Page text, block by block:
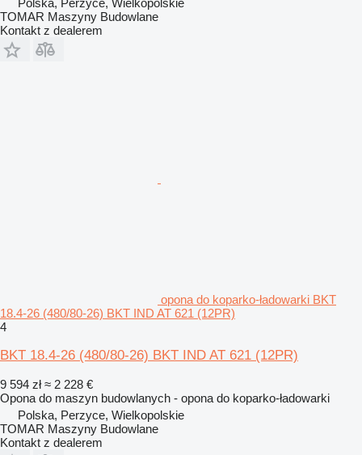
Polska, Perzyce, Wielkopolskie
TOMAR Maszyny Budowlane
Kontakt z dealerem
opona do koparko-ładowarki BKT
18.4-26 (480/80-26) BKT IND AT 621 (12PR)
4
BKT 18.4-26 (480/80-26) BKT IND AT 621 (12PR)
9 594 zł ≈ 2 228 €
Opona do maszyn budowlanych - opona do koparko-ładowarki
Polska, Perzyce, Wielkopolskie
TOMAR Maszyny Budowlane
Kontakt z dealerem